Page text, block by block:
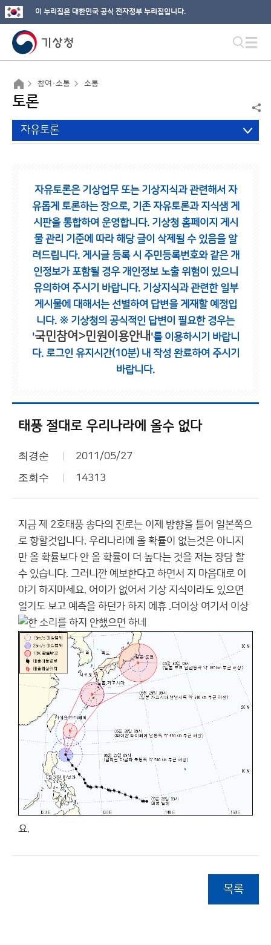
이 누리집은 대한민국 공식 전자정부 누리집입니다.
참여·소통 소통
토론
자유토론
자유토론은 기상업무 또는 기상지식과 관련해서 자
유롭게 토론하는 장으로, 기존 자유토론과 지식샘 게
시판을 통합하여 운영합니다. 기상청 홈페이지 게시
물 관리 기준에 따라 해당 글이 삭제될 수 있음을 알
려드립니다. 게시글 등록 시 주민등록번호와 같은 개
인정보가 포함될 경우 개인정보 노출 위험이 있으니
유의하여 주시기 바랍니다. 기상지식과 관련한 일부
게시물에 대해서는 선별하여 답변을 게재할 예정입
니다. ※ 기상청의 공식적인 답변이 필요한 경우는
'국민참여>민원이용안내 '를 이용하시기 바랍니
다. 로그인 유지시간(10분) 내 작성 완료하여 주시기
바랍니다.
태풍 절대로 우리나라에 올수 없다
최경순 2011/05/27
조회수 14313
지금 제 2호태풍 송다의 진로는 이제 방향을 틀어 일본쪽으
로 향할것입니다. 우리나라에 올 확률이 없는것은 아니지
만 올 확률보다 안 올 확률이 더 높다는 것을 저는 장담 할
수 있습니다. 그러니깐 예보한다고 하면서 지 마음대로 이
야기 하지마세요. 어이가 없어서 기상 지식이라도 있으면
일기도 보고 예측을 하던가 하지 에휴 .더이상 여기서 이상
한 소리를 하지 안했으면 하네
요.
목록